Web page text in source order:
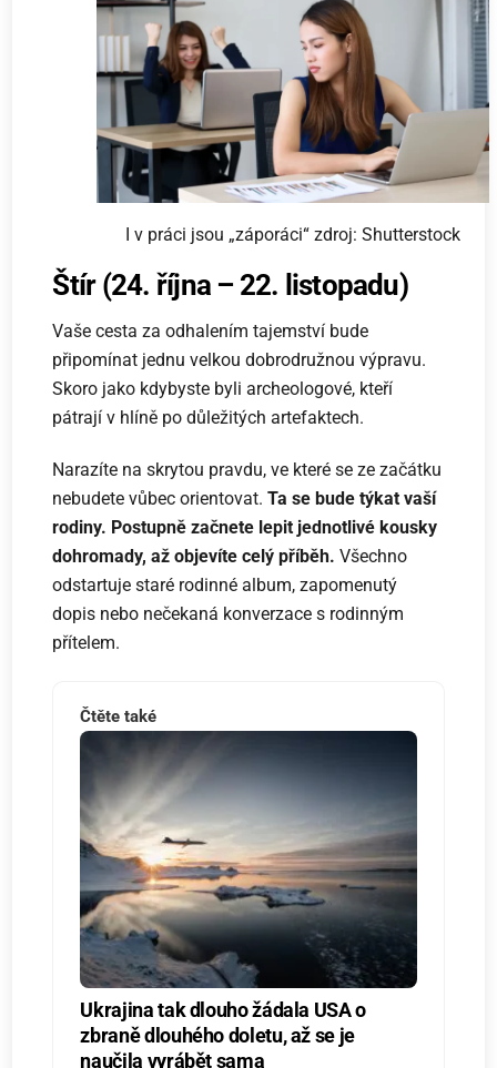
I v práci jsou „záporáci“ zdroj: Shutterstock
Štír (24. října – 22. listopadu)
Vaše cesta za odhalením tajemství bude
připomínat jednu velkou dobrodružnou výpravu.
Skoro jako kdybyste byli archeologové, kteří
pátrají v hlíně po důležitých artefaktech.
Narazíte na skrytou pravdu, ve které se ze začátku
nebudete vůbec orientovat.Ta se bude týkat vaší
rodiny. Postupně začnete lepit jednotlivé kousky
dohromady, až objevíte celý příběh. Všechno
odstartuje staré rodinné album, zapomenutý
dopis nebo nečekaná konverzace s rodinným
přítelem.
Čtěte také
Ukrajina tak dlouho žádala USA o
zbraně dlouhého doletu, až se je
naučila vyrábět sama